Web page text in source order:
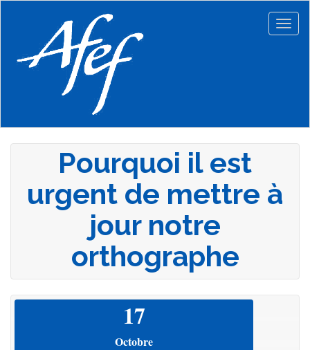
principal
Pourquoi il est
urgent de mettre à
jour notre
orthographe
17
Octobre